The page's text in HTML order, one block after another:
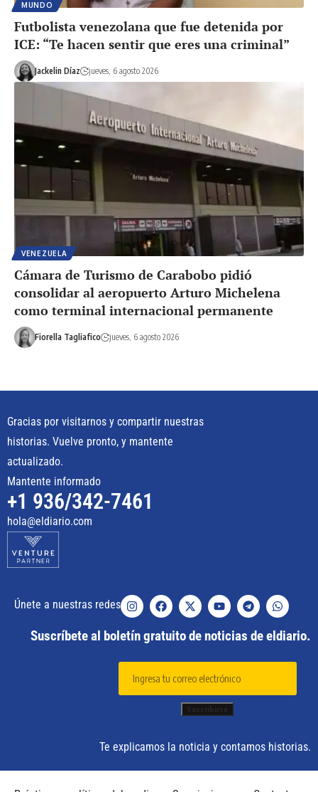
MUNDO
Futbolista venezolana que fue detenida por
ICE: “Te hacen sentir que eres una criminal”
Jackelin Díaz jueves, 6 agosto 2026
VENEZUELA
Cámara de Turismo de Carabobo pidió
consolidar al aeropuerto Arturo Michelena
como terminal internacional permanente
Fiorella Tagliafico jueves, 6 agosto 2026
Gracias por visitarnos y compartir nuestras
historias. Vuelve pronto, y mantente
actualizado.
Mantente informado
+1 936/342-7461
hola@eldiario.com
Únete a nuestras redes
Suscríbete al boletín gratuito de noticias de eldiario.
Te explicamos la noticia y contamos historias.